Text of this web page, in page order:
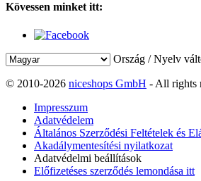
Kövessen minket itt:
Ország / Nyelv
© 2010-2026 niceshops GmbH - All rights
Impresszum
Adatvédelem
Általános Szerződési Feltételek és
Akadálymentesítési nyilatkozat
Adatvédelmi beállítások
Előfizetéses szerződés lemondása itt